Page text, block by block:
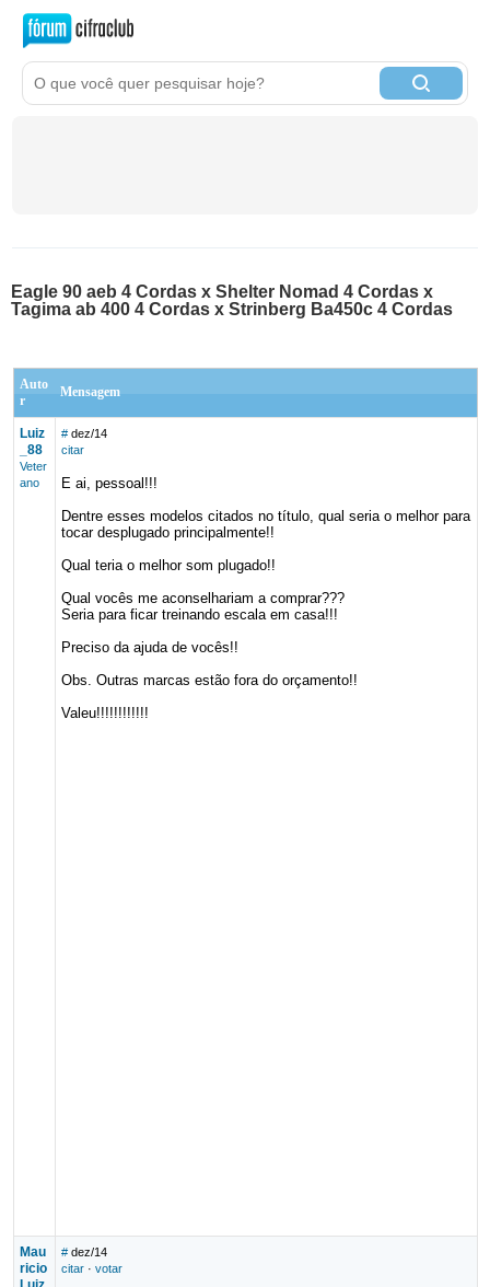
Eagle 90 aeb 4 Cordas x Shelter Nomad 4 Cordas x
Tagima ab 400 4 Cordas x Strinberg Ba450c 4 Cordas
Auto
r
Mensagem
Luiz
_88
Veter
ano
# dez/14
citar
E ai, pessoal!!!
Dentre esses modelos citados no título, qual seria o melhor para
tocar desplugado principalmente!!
Qual teria o melhor som plugado!!
Qual vocês me aconselhariam a comprar???
Seria para ficar treinando escala em casa!!!
Preciso da ajuda de vocês!!
Obs. Outras marcas estão fora do orçamento!!
Valeu!!!!!!!!!!!!
Mau
ricio
# dez/14
citar· votar